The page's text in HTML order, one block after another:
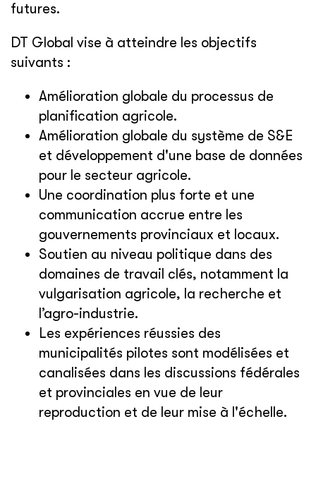
futures.
DT Global vise à atteindre les objectifs
suivants :
Amélioration globale du processus de
planification agricole.
Amélioration globale du système de S&E
et développement d'une base de données
pour le secteur agricole.
Une coordination plus forte et une
communication accrue entre les
gouvernements provinciaux et locaux.
Soutien au niveau politique dans des
domaines de travail clés, notamment la
vulgarisation agricole, la recherche et
l’agro-industrie.
Les expériences réussies des
municipalités pilotes sont modélisées et
canalisées dans les discussions fédérales
et provinciales en vue de leur
reproduction et de leur mise à l'échelle.